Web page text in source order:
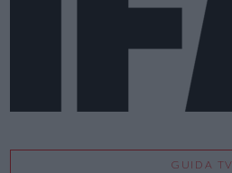
GUIDA TV